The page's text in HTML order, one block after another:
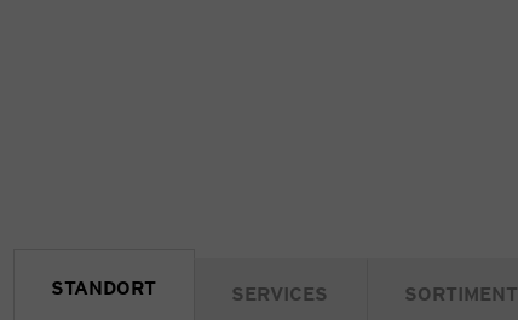
STANDORT SERVICES SORTIMENT